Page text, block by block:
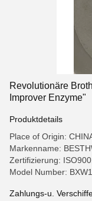
Revolutionäre
Improver Enzyme"
Produktdetails
Place of Origin:
Markenname:
Zertifizierung:
Model Number:
Zahlungs-u.